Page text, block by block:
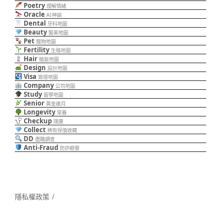
Poetry 理解情緒
Oracle AI神諭
Dental 牙科地圖
Beauty 醫美地圖
Pet 寵物地圖
Fertility 生殖地圖
Hair 植髮地圖
Design 設計地圖
Visa 簽證地圖
Company 公司地圖
Study 留學地圖
Senior 黃金歲月
Longevity 常春
Checkup 璞康
Collect 稀有保值收藏
DD 盡職調查
Anti-Fraud 防詐避雷
隱私權政策